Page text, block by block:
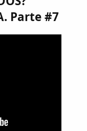
Parte #7